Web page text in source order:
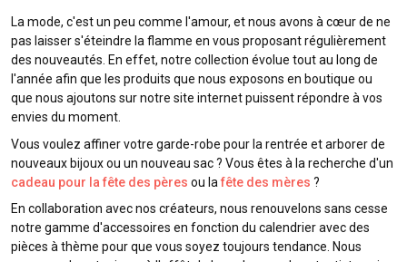
La mode, c'est un peu comme l'amour, et nous avons à cœur de ne
pas laisser s'éteindre la flamme en vous proposant régulièrement
des nouveautés. En effet, notre collection évolue tout au long de
l'année afin que les produits que nous exposons en boutique ou
que nous ajoutons sur notre site internet puissent répondre à vos
envies du moment.
Vous voulez affiner votre garde-robe pour la rentrée et arborer de
nouveaux bijoux ou un nouveau sac ? Vous êtes à la recherche d'un
cadeau pour la fête des pères ou la fête des mères ?
En collaboration avec nos créateurs, nous renouvelons sans cesse
notre gamme d'accessoires en fonction du calendrier avec des
pièces à thème pour que vous soyez toujours tendance. Nous